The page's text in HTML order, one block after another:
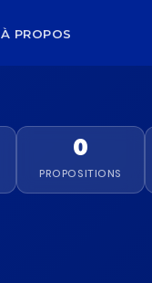
À PROPOS
0
PROPOSITIONS